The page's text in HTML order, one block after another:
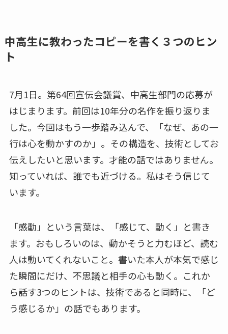
中高生に教わったコピーを書く３つのヒン
ト
7月1日。第64回宣伝会議賞、中高生部門の応募が
はじまります。前回は10年分の名作を振り返りま
した。今回はもう一歩踏み込んで、「なぜ、あの一
行は心を動かすのか」。その構造を、技術としてお
伝えしたいと思います。才能の話ではありません。
知っていれば、誰でも近づける。私はそう信じて
います。
「感動」という言葉は、「感じて、動く」と書き
ます。おもしろいのは、動かそうと力むほど、読む
人は動いてくれないこと。書いた本人が本気で感じ
た瞬間にだけ、不思議と相手の心も動く。これか
ら話す3つのヒントは、技術であると同時に、「ど
う感じるか」の話でもあります。